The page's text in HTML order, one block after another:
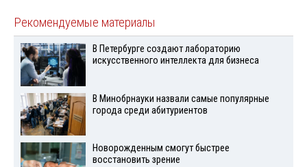
Рекомендуемые материалы
В Петербурге создают лабораторию
искусственного интеллекта для бизнеса
В Минобрнауки назвали самые популярные
города среди абитуриентов
Новорожденным смогут быстрее
восстановить зрение